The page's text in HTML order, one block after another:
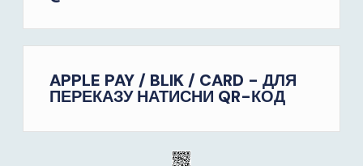
APPLE PAY / BLIK / CARD - ДЛЯ
ПЕРЕКАЗУ НАТИСНИ QR-КОД